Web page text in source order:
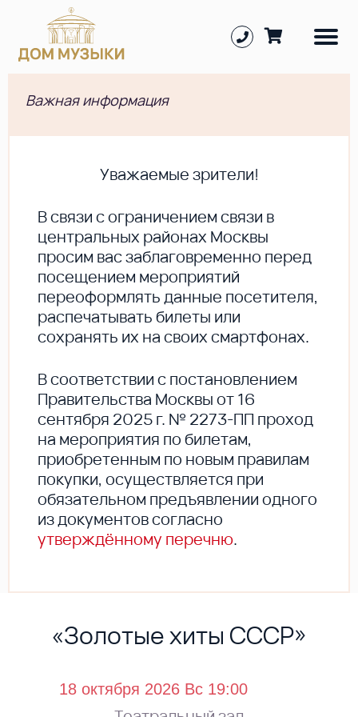
Важная информация
Уважаемые зрители!
В cвязи с ограничением связи в
центральных районах Москвы
просим вас заблаговременно перед
посещением мероприятий
переоформлять данные посетителя,
распечатывать билеты или
сохранять их на своих смартфонах.
В соответствии с постановлением
Правительства Москвы от 16
сентября 2025 г. № 2273-ПП проход
на мероприятия по билетам,
приобретенным по новым правилам
покупки, осуществляется при
обязательном предъявлении одного
из документов согласно
утверждённому перечню.
«Золотые хиты СССР»